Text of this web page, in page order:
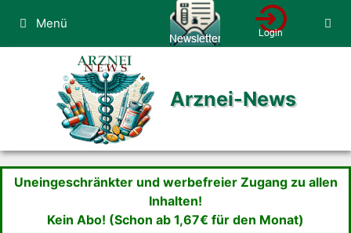
Inhalt
springen
Menü
Arznei-News
Uneingeschränkter und werbefreier Zugang zu allen
Inhalten!
Kein Abo! (Schon ab 1,67€ für den Monat)